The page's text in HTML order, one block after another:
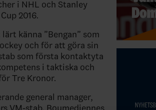
i NHL och Stanley
2016.
känna ”Bengan” som
och för att göra sin
som första kontaktyta
i taktiska och
Tre Kronor.
general manager,